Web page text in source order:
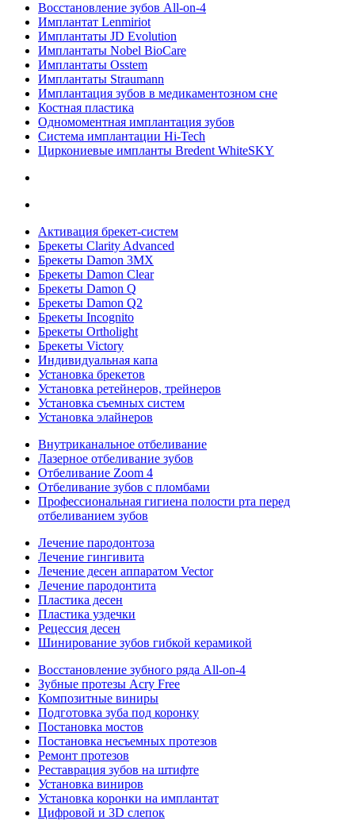
Восстановление зубов All‑on‑4
Имплантат Lenmiriot
Имплантаты JD Evolution
Имплантаты Nobel BioСare
Имплантаты Osstem
Имплантаты Straumann
Имплантация зубов в медикаментозном сне
Костная пластика
Одномоментная имплантация зубов
Система имплантации Hi-Tech
Циркониевые импланты Bredent WhiteSKY
Активация брекет-систем
Брекеты Clarity Advanced
Брекеты Damon 3MX
Брекеты Damon Clear
Брекеты Damon Q
Брекеты Damon Q2
Брекеты Incognito
Брекеты Ortholight
Брекеты Victory
Индивидуальная капа
Установка брекетов
Установка ретейнеров, трейнеров
Установка съемных систем
Установка элайнеров
Внутриканальное отбеливание
Лазерное отбеливание зубов
Отбеливание Zoom 4
Отбеливание зубов с пломбами
Профессиональная гигиена полости рта перед
отбеливанием зубов
Лечение пародонтоза
Лечение гингивита
Лечение десен аппаратом Vector
Лечение пародонтита
Пластика десен
Пластика уздечки
Рецессия десен
Шинирование зубов гибкой керамикой
Восстановление зубного ряда All‑on‑4
Зубные протезы Acry Free
Композитные виниры
Подготовка зуба под коронку
Постановка мостов
Постановка несъемных протезов
Ремонт протезов
Реставрация зубов на штифте
Установка виниров
Установка коронки на имплантат
Цифровой и 3D слепок